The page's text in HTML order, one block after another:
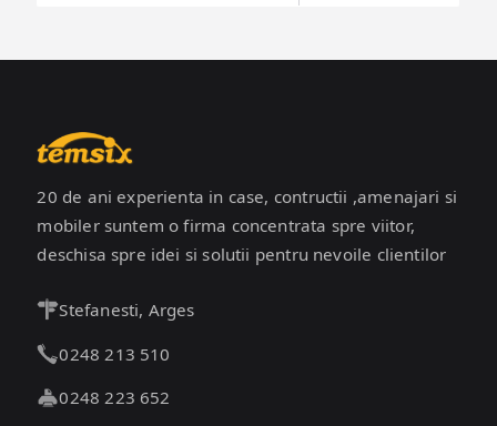
20 de ani experienta in case, contructii ,amenajari si
mobiler suntem o firma concentrata spre viitor,
deschisa spre idei si solutii pentru nevoile clientilor
Stefanesti, Arges
0248 213 510
0248 223 652